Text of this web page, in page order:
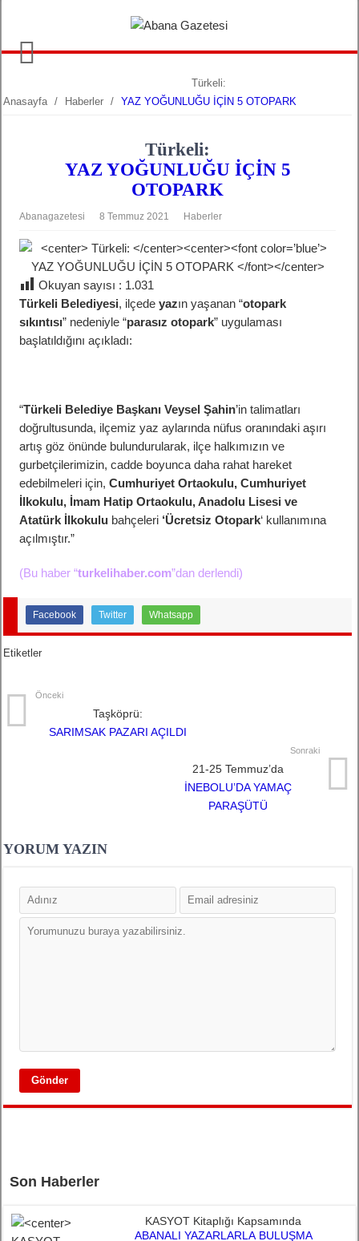
Anasayfa / Haberler /
Türkeli:
YAZ YOĞUNLUĞU İÇİN 5 OTOPARK
Türkeli:
YAZ YOĞUNLUĞU İÇİN 5
OTOPARK
Abanagazetesi 8 Temmuz 2021 Haberler
Okuyan sayısı : 1.031
Türkeli Belediyesi, ilçedeyazın yaşanan “otopark
sıkıntısı” nedeniyle “parasız otopark” uygulaması
başlatıldığını açıkladı:
“Türkeli Belediye Başkanı Veysel Şahin’in talimatları
doğrultusunda, ilçemiz yaz aylarında nüfus oranındaki aşırı
artış göz önünde bulundurularak, ilçe halkımızın ve
gurbetçilerimizin, cadde boyunca daha rahat hareket
edebilmeleri için,Cumhuriyet Ortaokulu, Cumhuriyet
İlkokulu, İmam Hatip Ortaokulu, Anadolu Lisesi ve
Atatürk İlkokulu bahçeleri ‘Ücretsiz Otopark‘ kullanımına
açılmıştır.”
(Bu haber “turkelihaber.com”dan derlendi)
Facebook Twitter Whatsapp
Etiketler
Önceki
Taşköprü:
SARIMSAK PAZARI AÇILDI
Sonraki
21-25 Temmuz’da
İNEBOLU’DA YAMAÇ
PARAŞÜTÜ
YORUM YAZIN
Son Haberler
KASYOT Kitaplığı Kapsamında
ABANALI YAZARLARLA BULUŞMA